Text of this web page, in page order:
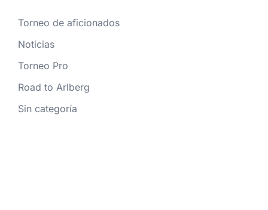
Torneo de aficionados
Noticias
Torneo Pro
Road to Arlberg
Sin categoría